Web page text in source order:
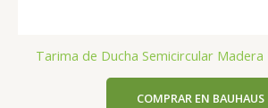
Tarima de Ducha Semicircular Madera
COMPRAR EN BAUHAUS